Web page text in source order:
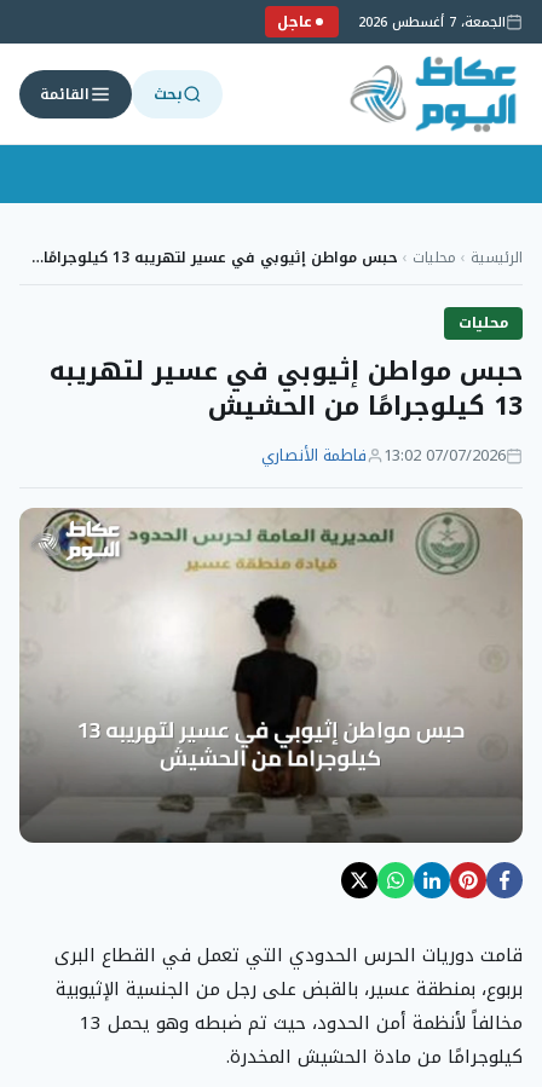
الجمعة، 7 أغسطس 2026 عاجل
بحث القائمة
إلىالرئيسية › محليات › حبس مواطن إثيوبي في عسير لتهريبه 13 كيلوجرامًا…
محليات
حبس مواطن إثيوبي في عسير لتهريبه
13 كيلوجرامًا من الحشيش
07/07/2026 13:02 فاطمة الأنصاري
قامت دوريات الحرس الحدودي التي تعمل في القطاع البرى
بربوع، بمنطقة عسير، بالقبض على رجل من الجنسية الإثيوبية
مخالفاً لأنظمة أمن الحدود، حيث تم ضبطه وهو يحمل 13
كيلوجرامًا من مادة الحشيش المخدرة.